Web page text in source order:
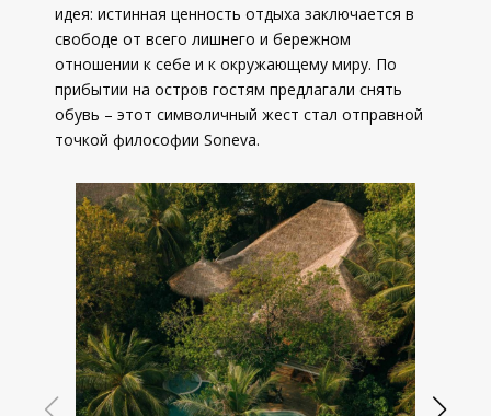
идея: истинная ценность отдыха заключается в
свободе от всего лишнего и бережном
отношении к себе и к окружающему миру. По
прибытии на остров гостям предлагали снять
обувь – этот символичный жест стал отправной
точкой философии Soneva.